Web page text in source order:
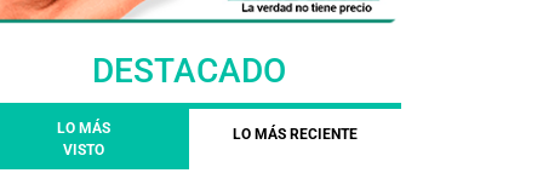
DESTACADO
LO MÁS
VISTO
LO MÁS RECIENTE